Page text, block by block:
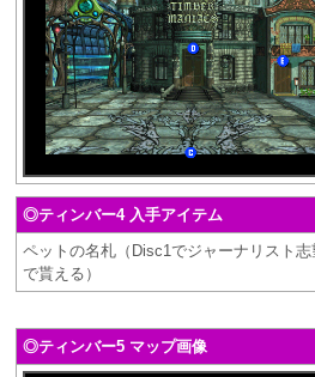
◎ティンバー4 入手アイテム
ペットの名札（Disc1でジャーナリスト
で貰える）
◎ティンバー5 マップ画像